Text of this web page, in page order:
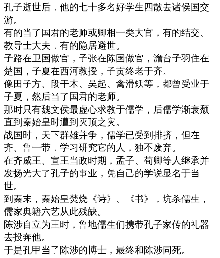
孔子逝世后，他的七十多名好学生四散去诸侯国交
游。
有的当了国君的老师或卿相一类大官，有的结交、
教导士大夫，有的隐居避世。
子路在卫国做官，子张在陈国做官，澹台子羽住在
楚国，子夏在西河教授，子贡终老于齐。
像田子方、段干木、吴起、禽滑矨等，都曾受业于
子夏，然后当了国君的老师。
那时只有魏文侯最虚心求教于儒学，后儒学渐衰颓
直到秦始皇时遭到灭顶之灾。
战国时，天下群雄并争，儒学已受到排挤，但在
齐、鲁一带，学习研究它的人，独不废弃。
在齐威王、宣王当政时期，孟子、荀卿等人继承并
发扬光大了孔子的事业，凭自己的学说显名于当
世。
到秦末，秦始皇焚烧《诗》、《书》，坑杀儒生，
儒家典籍六艺从此残缺。
陈涉自立为王时，鲁地儒生们携带孔子家传的礼器
去投奔他。
于是孔甲当了陈涉的博士，最终和陈涉同死。